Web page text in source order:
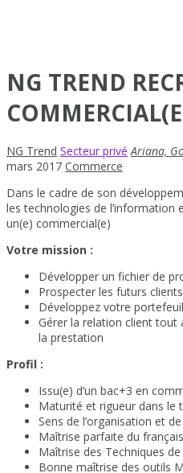
NG TREND
NG Trend Secteur privé Ariana,
mars 2017 Commerce
Dans le cadre de son
les technologies de
un(e) commercial(e)
Votre mission :
Développer un fichier de
Prospecter les futurs clients
Développez votre
Gérer la relation client tout
la prestation
Profil :
Issu(e) d’un bac+3 en
Maturité et rigueur dans le
Sens de l’organisation et
Maîtrise parfaite du
Maîtrise des Techniques
Bonne maîtrise des outils